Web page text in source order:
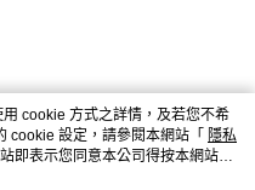
cookie 方式之詳情，及若您不希
cookie 設定，請參閱本網站「 隱私
即表示您同意本公司得按本網站使